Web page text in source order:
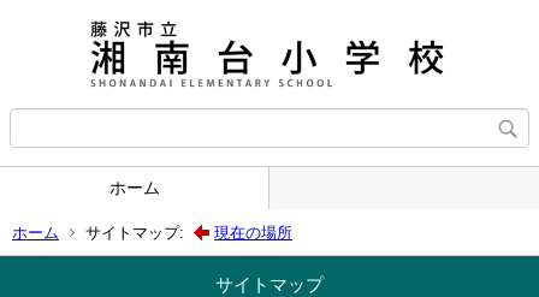
ホーム
ホーム サイトマップ: 現在の場所
サイトマップ